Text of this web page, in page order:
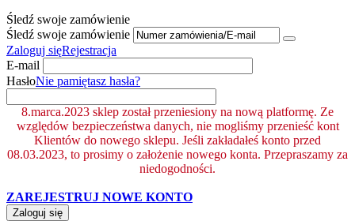
Śledź swoje zamówienie
Śledź swoje zamówienie
Zaloguj sięRejestracja
E-mail
HasłoNie pamiętasz hasła?
8.marca.2023 sklep został przeniesiony na nową platformę. Ze
względów bezpieczeństwa danych, nie mogliśmy przenieść kont
Klientów do nowego sklepu. Jeśli zakładałeś konto przed
08.03.2023, to prosimy o założenie nowego konta. Przepraszamy za
niedogodności.
ZAREJESTRUJ NOWE KONTO
Zaloguj się